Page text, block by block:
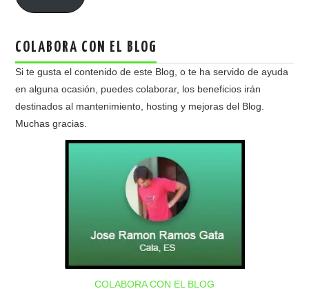
COLABORA CON EL BLOG
Si te gusta el contenido de este Blog, o te ha servido de ayuda
en alguna ocasión, puedes colaborar, los beneficios irán
destinados al mantenimiento, hosting y mejoras del Blog.
Muchas gracias.
COLABORA CON EL BLOG